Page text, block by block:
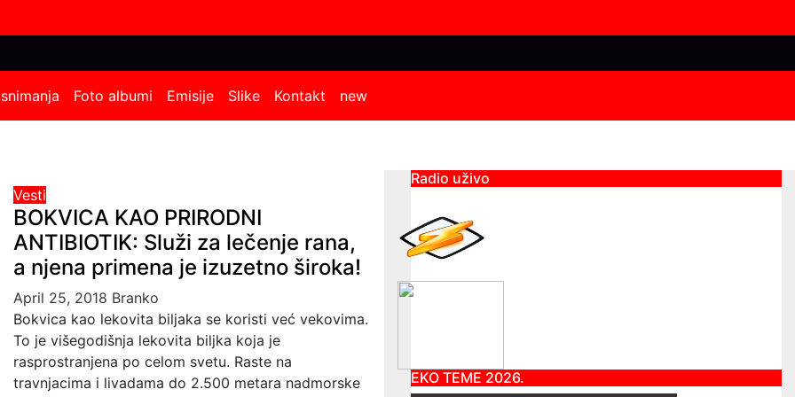
Foto albumi Emisije Slike Kontakt new
Vesti
BOKVICA KAO PRIRODNI
ANTIBIOTIK: Služi za lečenje rana,
a njena primena je izuzetno široka!
April 25, 2018 Branko
Bokvica kao lekovita biljaka se koristi već vekovima.
To je višegodišnja lekovita biljka koja je
rasprostranjena po celom svetu. Raste na
travnjacima i livadama do 2.500 metara nadmorske
Radio uživo
EKO TEME 2026.